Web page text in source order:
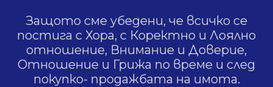
Защото сме убедени, че всичко се
постига с Хора, с Коректно и Лоялно
отношение, Внимание и Доверие,
Отношение и Грижа по време и след
покупко- продажбата на имота.